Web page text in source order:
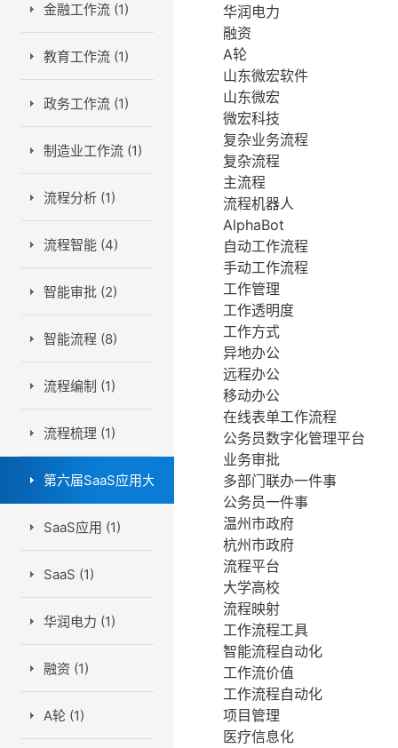
金融工作流 (1)
教育工作流 (1)
政务工作流 (1)
制造业工作流 (1)
流程分析 (1)
流程智能 (4)
智能审批 (2)
智能流程 (8)
流程编制 (1)
流程梳理 (1)
第六届SaaS应用大会 (1)
SaaS应用 (1)
SaaS (1)
华润电力 (1)
融资 (1)
A轮 (1)
华润电力
融资
A轮
山东微宏软件
山东微宏
微宏科技
复杂业务流程
复杂流程
主流程
流程机器人
AlphaBot
自动工作流程
手动工作流程
工作管理
工作透明度
工作方式
异地办公
远程办公
移动办公
在线表单工作流程
公务员数字化管理平台
业务审批
多部门联办一件事
公务员一件事
温州市政府
杭州市政府
流程平台
大学高校
流程映射
工作流程工具
智能流程自动化
工作流价值
工作流程自动化
项目管理
医疗信息化